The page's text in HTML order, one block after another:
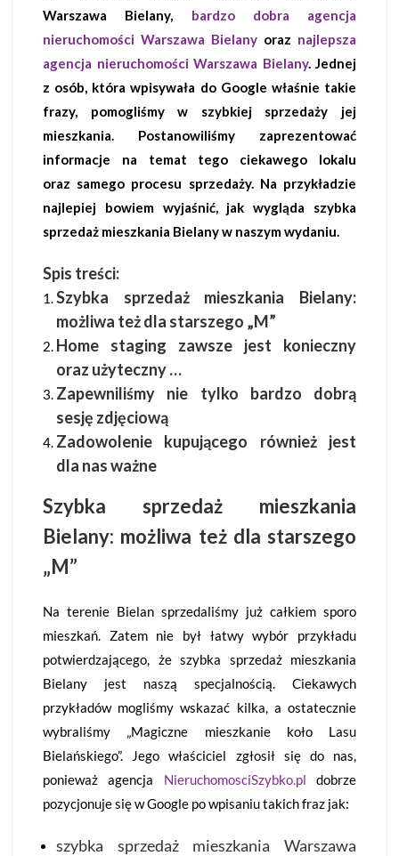
Warszawa Bielany, bardzo dobra agencja
nieruchomości Warszawa Bielany oraz najlepsza
agencja nieruchomości Warszawa Bielany. Jednej
z osób, która wpisywała do Google właśnie takie
frazy, pomogliśmy w szybkiej sprzedaży jej
mieszkania. Postanowiliśmy zaprezentować
informacje na temat tego ciekawego lokalu
oraz samego procesu sprzedaży. Na przykładzie
najlepiej bowiem wyjaśnić, jak wygląda szybka
sprzedaż mieszkania Bielany w naszym wydaniu.
Spis treści:
Szybka sprzedaż mieszkania Bielany:
możliwa też dla starszego „M”
Home staging zawsze jest konieczny
oraz użyteczny …
Zapewniliśmy nie tylko bardzo dobrą
sesję zdjęciową
Zadowolenie kupującego również jest
dla nas ważne
Szybka sprzedaż mieszkania
Bielany: możliwa też dla starszego
„M”
Na terenie Bielan sprzedaliśmy już całkiem sporo
mieszkań. Zatem nie był łatwy wybór przykładu
potwierdzającego, że szybka sprzedaż mieszkania
Bielany jest naszą specjalnością. Ciekawych
przykładów mogliśmy wskazać kilka, a ostatecznie
wybraliśmy „Magiczne mieszkanie koło Lasu
Bielańskiego”. Jego właściciel zgłosił się do nas,
ponieważ agencja NieruchomosciSzybko.pl dobrze
pozycjonuje się w Google po wpisaniu takich fraz jak:
szybka sprzedaż mieszkania Warszawa